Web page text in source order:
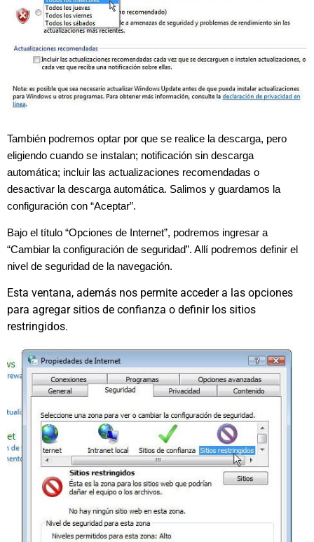
También podremos optar por que se realice la descarga, pero
eligiendo cuando se instalan; notificación sin descarga
automática; incluir las actualizaciones recomendadas o
desactivar la descarga automática. Salimos y guardamos la
configuración con “Aceptar”.
Bajo el título “Opciones de Internet”, podremos ingresar a
“Cambiar la configuración de seguridad”. Allí podremos definir el
nivel de seguridad de la navegación.
Esta ventana, además nos permite acceder a las opciones
para agregar sitios de confianza o definir los sitios
restringidos.